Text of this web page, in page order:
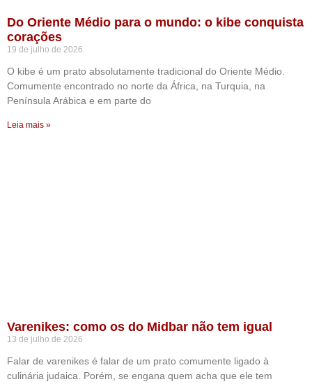
Do Oriente Médio para o mundo: o kibe conquista
corações
19 de julho de 2026
O kibe é um prato absolutamente tradicional do Oriente Médio.
Comumente encontrado no norte da África, na Turquia, na
Península Arábica e em parte do
Leia mais »
Varenikes: como os do Midbar não tem igual
13 de julho de 2026
Falar de varenikes é falar de um prato comumente ligado à
culinária judaica. Porém, se engana quem acha que ele tem